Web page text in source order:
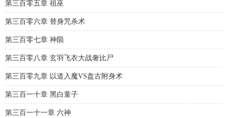
第三百零五章 祖巫
第三百零六章 替身咒杀术
第三百零七章 神陨
第三百零八章 玄羽飞衣大战奢比尸
第三百零九章 以道入魔VS盘古附身术
第三百一十章 黑白童子
第三百一十一章 六神